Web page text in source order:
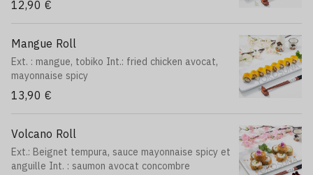
12,90 €
Mangue Roll
Ext. : mangue, tobiko Int.: fried chicken avocat,
mayonnaise spicy
13,90 €
Volcano Roll
Ext.: Beignet tempura, sauce mayonnaise spicy et
anguille Int. : saumon avocat concombre